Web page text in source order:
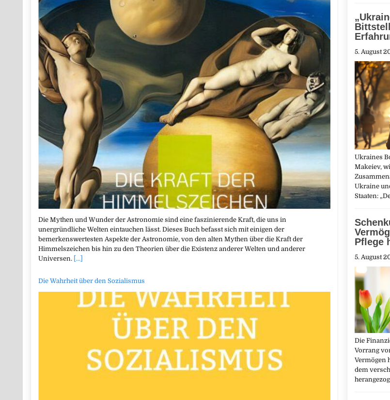
Die Mythen und Wunder der Astronomie sind eine faszinierende Kraft, die uns in
unergründliche Welten eintauchen lässt. Dieses Buch befasst sich mit einigen der
bemerkenswertesten Aspekte der Astronomie, von den alten Mythen über die Kraft der
Himmelszeichen bis hin zu den Theorien über die Existenz anderer Welten und anderer
Universen. [...]
Die Wahrheit über den Sozialismus
5. August
Ukraines
Makeiev,
Ukraine
Staaten:
Pflege
5. August
Die
Vorrang
Vermögen
dem